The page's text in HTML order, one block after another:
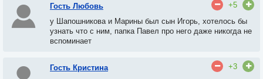
Гость Любовь
+5
у Шапошникова и Марины был сын Игорь, хотелось бы
узнать что с ним, папка Павел про него даже никогда не
вспоминает
Гость Кристина
+3